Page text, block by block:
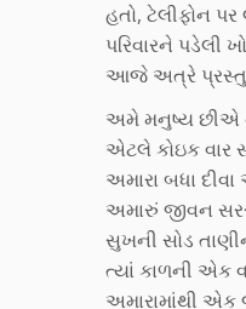
હતો, ટેલીફોન
પરિવારને પડેલી
આજે અત્રે
અમે મનુષ્ય છીએ
એટલે કોઇક વાર
અમારા બધા
અમારું જીવન
સુખની સોડ
ત્યાં કાળની એક
અમારામાંથી